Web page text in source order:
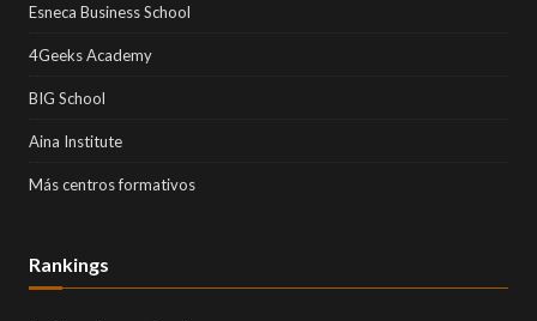
Esneca Business School
4Geeks Academy
BIG School
Aina Institute
Más centros formativos
Rankings